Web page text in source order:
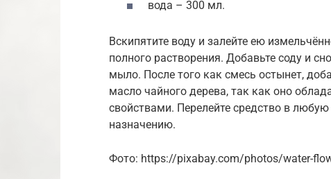
вода – 300 мл.
Вскипятите воду и залейте ею
полного растворения. Добавьте соду и
мыло. После того как смесь остынет,
масло чайного дерева, так как оно
свойствами. Перелейте средство в
назначению.
Фото: https://pixabay.com/photos/water-